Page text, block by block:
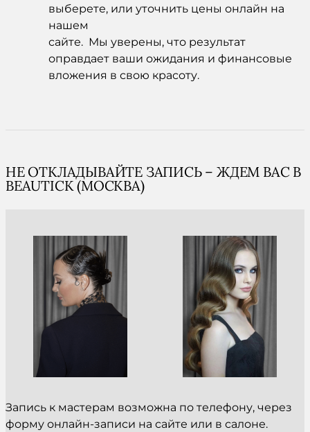
выберете, или уточнить цены онлайн на
нашем
сайте. Мы уверены, что результат
оправдает ваши ожидания и финансовые
вложения в свою красоту.
НЕ ОТКЛАДЫВАЙТЕ ЗАПИСЬ – ЖДЕМ ВАС В
BEAUTICK (МОСКВА)
Запись к мастерам возможна по телефону, через
форму онлайн-записи на сайте или в салоне.